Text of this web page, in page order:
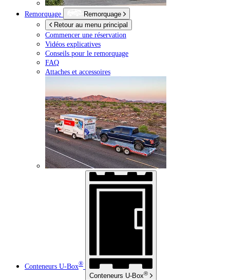
Remorquage
Remorquage
Retour au menu principal
Commencer une réservation
Vidéos explicatives
Conseils pour le remorquage
FAQ
Attaches et accessoires
Conteneurs U-Box®
Conteneurs U-Box®